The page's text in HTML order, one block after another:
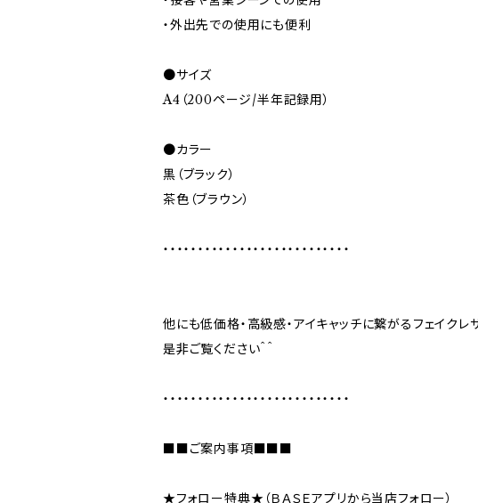
・外出先での使用にも便利
●サイズ
A4（200ページ/半年記録用）
●カラー
黒（ブラック）
茶色（ブラウン）
・・・・・・・・・・・・・・・・・・・・・・・・・・・
他にも低価格・高級感・アイキャッチに繋がるフェイクレ
是非ご覧ください＾＾
・・・・・・・・・・・・・・・・・・・・・・・・・・・
■■ご案内事項■■■
★フォロー特典★（ＢＡＳＥアプリから当店フォロー）